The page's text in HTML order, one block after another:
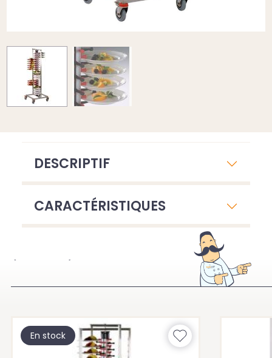
DESCRIPTIF
CARACTÉRISTIQUES
En stock